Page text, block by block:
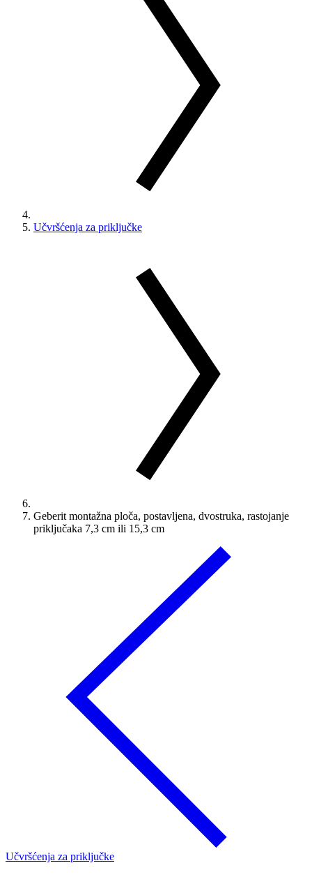
Učvršćenja za priključke
Geberit montažna ploča, postavljena, dvostruka, rastojanje
priključaka 7,3 cm ili 15,3 cm
Učvršćenja za priključke